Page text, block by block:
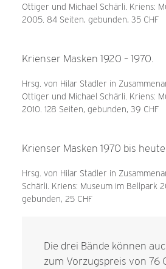
Ottiger und Michael Schärli. Kriens:
2005. 84 Seiten, gebunden, 35 CHF
Krienser Masken 1920 – 1970.
Hrsg. von Hilar Stadler in
Ottiger und Michael Schärli. Kriens:
2010. 128 Seiten, gebunden, 39 CHF
Krienser Masken 1970 bis
Hrsg. von Hilar Stadler in
Schärli. Kriens: Museum im Bellpark
gebunden, 25 CHF
Die drei Bände können
zum Vorzugspreis von 76